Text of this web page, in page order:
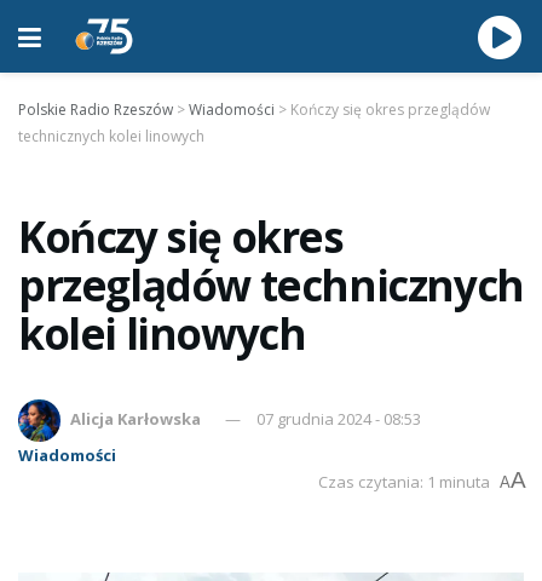
Polskie Radio Rzeszów >Wiadomości > Kończy się okres przeglądów
technicznych kolei linowych
Kończy się okres
przeglądów technicznych
kolei linowych
Alicja Karłowska
07 grudnia 2024 - 08:53
Wiadomości
Czas czytania: 1 minuta AA